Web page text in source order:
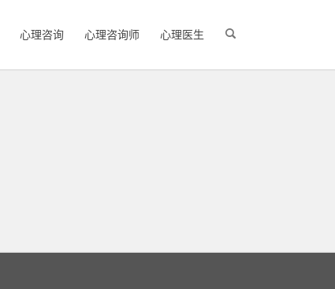
心理咨询 心理咨询师 心理医生